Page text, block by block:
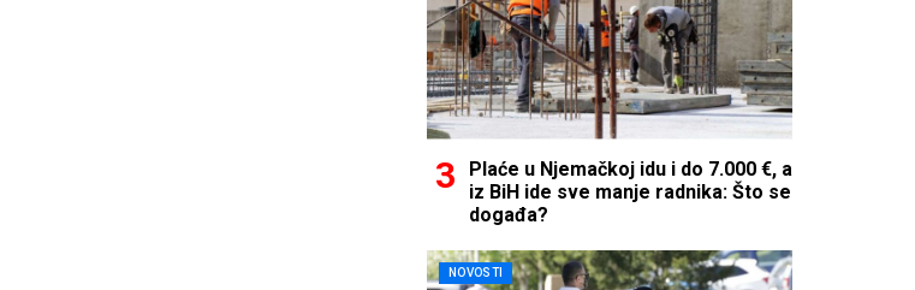
Plaće u Njemačkoj idu i do 7.000 €, a
iz BiH ide sve manje radnika: Što se
događa?
NOVOSTI